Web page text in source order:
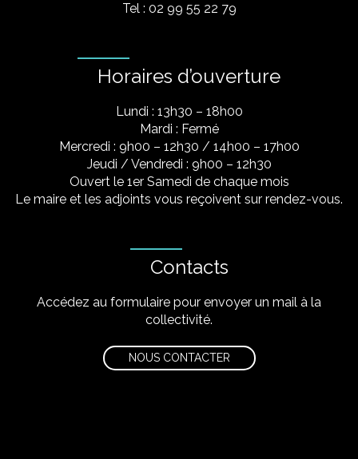
Tel : 02 99 55 22 79
Horaires d’ouverture
Lundi : 13h30 – 18h00
Mardi : Fermé
Mercredi : 9h00 – 12h30 / 14h00 – 17h00
Jeudi / Vendredi : 9h00 – 12h30
Ouvert le 1er Samedi de chaque mois
Le maire et les adjoints vous reçoivent sur rendez-vous.
Contacts
Accédez au formulaire pour envoyer un mail à la
collectivité.
NOUS CONTACTER